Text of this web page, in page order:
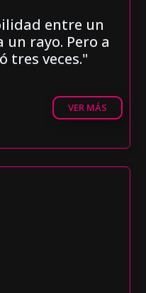
entre un
rayo. Pero a
tres veces."
VER MÁS